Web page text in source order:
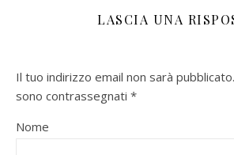
LASCIA UNA
Il tuo indirizzo email non sarà pubblicato.
sono contrassegnati *
Nome